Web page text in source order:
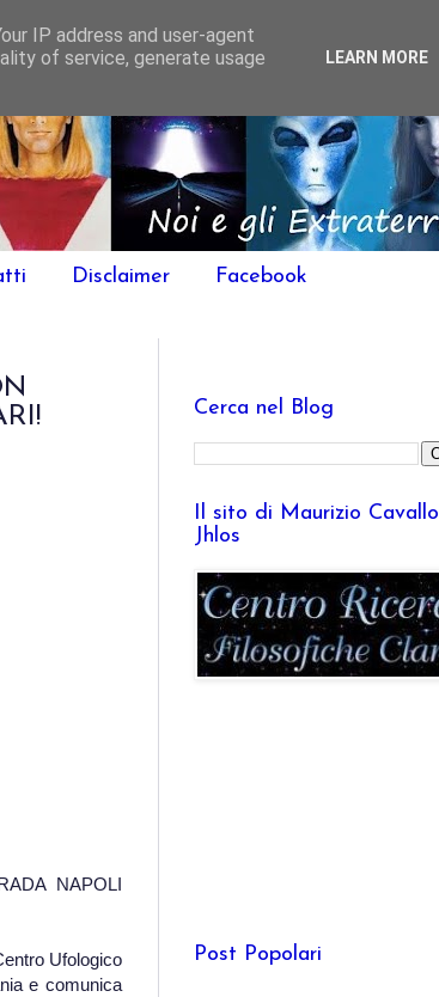
Disclaimer Facebook
NAPOLI
Ufologico
e comunica
Cerca nel Blog
Il sito di Maurizio Cavallo
Jhlos
Post Popolari
IP address and user-agent
of service, generate usage
LEARN MORE